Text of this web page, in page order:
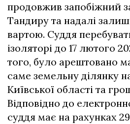
продовжив запобіжний
Тандиру та надалі
вартою. Суддя
ізоляторі до 17 лютого
того, було арештовано
саме земельну ділянку
Київської області та
Відповідно до
суддя має на рахунках